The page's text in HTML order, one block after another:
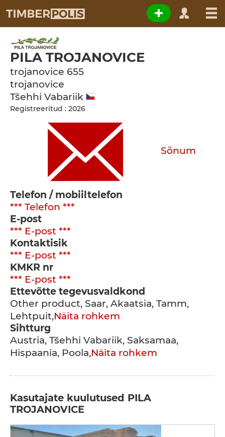
PILA TROJANOVICE
trojanovice 655
trojanovice
Tšehhi Vabariik
Registreeritud : 2026
Sõnum
Telefon / mobiiltelefon
*** Telefon ***
E-post
*** E-post ***
Kontaktisik
*** E-post ***
KMKR nr
*** E-post ***
Ettevõtte tegevusvaldkond
Other product, Saar, Akaatsia, Tamm,
Lehtpuit,Näita rohkem
Sihtturg
Austria, Tšehhi Vabariik, Saksamaa,
Hispaania, Poola,Näita rohkem
Kasutajate kuulutused PILA
TROJANOVICE